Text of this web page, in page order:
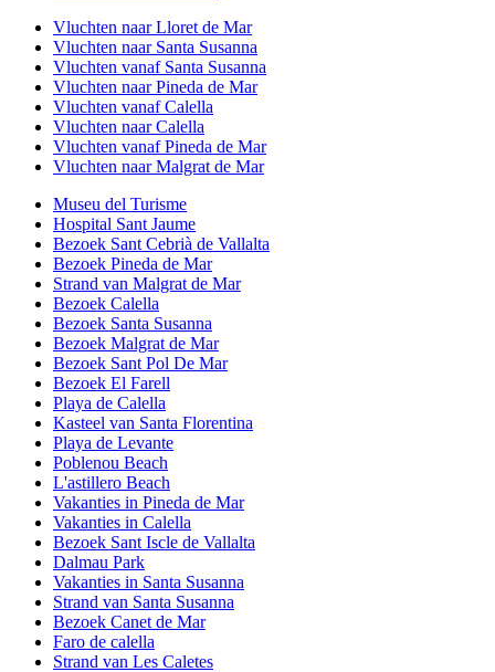
Vluchten naar Lloret de Mar
Vluchten naar Santa Susanna
Vluchten vanaf Santa Susanna
Vluchten naar Pineda de Mar
Vluchten vanaf Calella
Vluchten naar Calella
Vluchten vanaf Pineda de Mar
Vluchten naar Malgrat de Mar
Museu del Turisme
Hospital Sant Jaume
Bezoek Sant Cebrià de Vallalta
Bezoek Pineda de Mar
Strand van Malgrat de Mar
Bezoek Calella
Bezoek Santa Susanna
Bezoek Malgrat de Mar
Bezoek Sant Pol De Mar
Bezoek El Farell
Playa de Calella
Kasteel van Santa Florentina
Playa de Levante
Poblenou Beach
L'astillero Beach
Vakanties in Pineda de Mar
Vakanties in Calella
Bezoek Sant Iscle de Vallalta
Dalmau Park
Vakanties in Santa Susanna
Strand van Santa Susanna
Bezoek Canet de Mar
Faro de calella
Strand van Les Caletes